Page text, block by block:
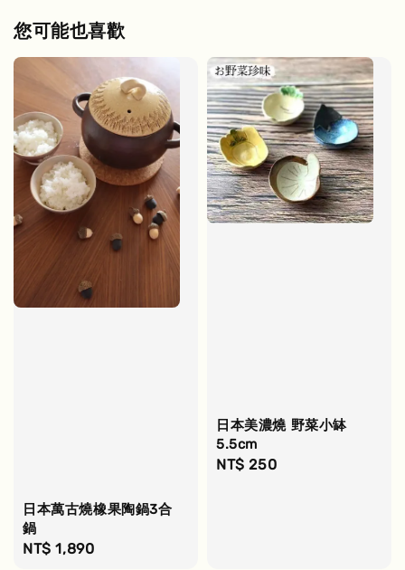
您可能也喜歡
日本萬古燒橡果陶鍋3合
鍋
Regular
NT$ 1,890
日本美濃燒 野菜小缽
5.5cm
Regular
NT$ 250